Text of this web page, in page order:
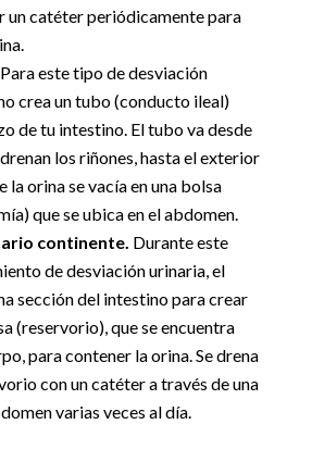
un catéter periódicamente para
Para este tipo de desviación
crea un tubo (conducto ileal)
de tu intestino. El tubo va desde
los riñones, hasta el exterior
la orina se vacía en una bolsa
que se ubica en el abdomen.
continente. Durante este
de desviación urinaria, el
sección del intestino para crear
(reservorio), que se encuentra
para contener la orina. Se drena
con un catéter a través de una
varias veces al día.